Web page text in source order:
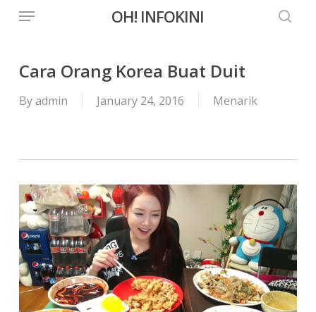
content
OH! INFOKINI
Menu
Cara Orang Korea Buat Duit
Byadmin January 24, 2016 Menarik